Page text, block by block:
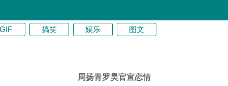
GIF 搞笑 娱乐 图文
周扬青罗昊官宣恋情